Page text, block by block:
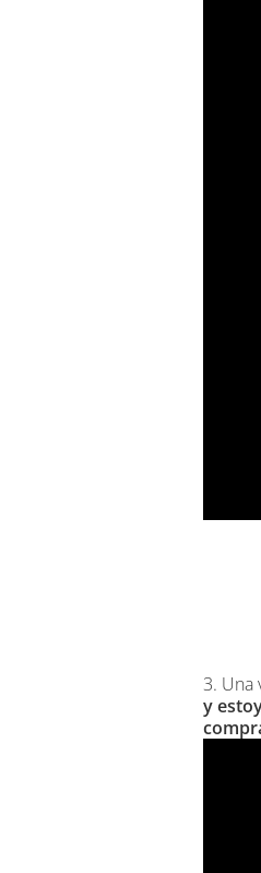
3. Una
y